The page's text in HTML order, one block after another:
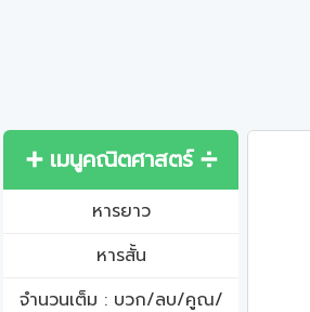
➕ เมนูคณิตศาสตร์ ➗
หารยาว
หารสั้น
จำนวนเต็ม : บวก/ลบ/คูณ/